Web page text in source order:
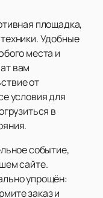
площадка,
Удобные
места и
вам
от
условия для
в
событие,
сайте.
упрощён:
заказ и